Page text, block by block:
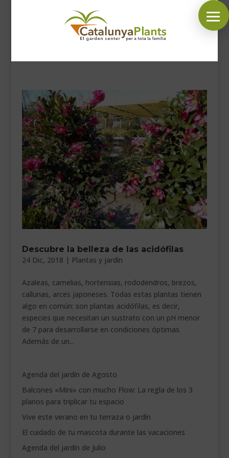
SÍGUENOS EN:
INICIO
PLANTAS
COMPLEMENTOS JARDÍN
MASCOTAS
DECORACIÓN
HORARIO GARDEN
CONTACTAR
BLOG
VEURE EN CATALÀ
Descubre la belleza de las acidófilas
24 Dic, 2018 | Plantas y jardín
Azaleas, camelias, hortensias, rododendros, brezos,
callunas, arces japoneses. Todas estas plantas tienen
algo en común: son plantas acidófilas, es decir,
especies que necesitan un sustrato con un pH menor
de 7 para desarrollarse en condiciones óptimas.
Además de un...
Agenda del jardín de Agosto
Balcones «Mini» con mucho Flow: La regla de los 3
planos para triplicar tu espacio
Vive este verano en tu terraza o jardín
El cuidado de tu mascota durante las vacaciones
Agenda del jardín de Julio